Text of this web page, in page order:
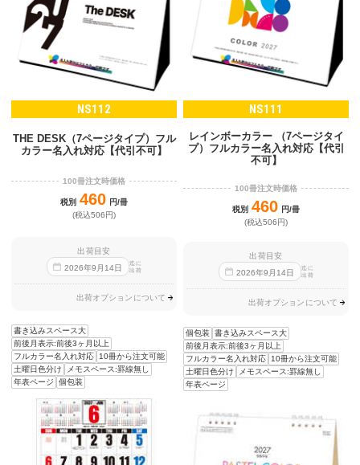
NS112
THE DESK（7ページタイプ）フル
カラー名入れ対応【代引不可】
100冊注文時価格
税別 460 円/冊
(税込506円)
出荷目安
2026年9 月 14日
迄に
出荷
出荷オプションについて
書き込みスペース大
前後月表示:前後3ヶ月以上
フルカラー名入れ対応
10冊から注文可能
土曜日色分け
メモスペース:罫線無し
年表ページ
個包装
NS111
レインボーカラー （7ページタイ
プ）フルカラー名入れ対応【代引
不可】
100冊注文時価格
税別 460 円/冊
(税込506円)
出荷目安
2026年9 月 14日
迄に
出荷
出荷オプションについて
個包装
書き込みスペース大
前後月表示:前後3ヶ月以上
フルカラー名入れ対応
10冊から注文可能
土曜日色分け
メモスペース:罫線無し
年表ページ